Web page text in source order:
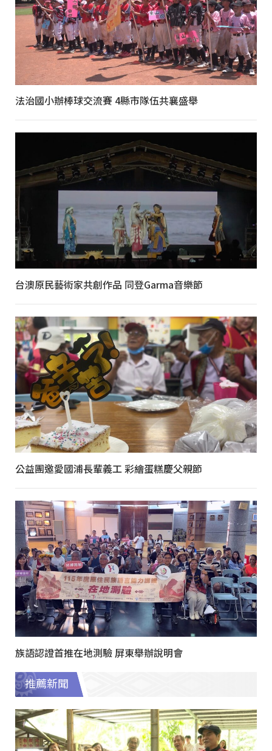
法治國小辦棒球交流賽 4縣市隊伍共襄盛舉
台澳原民藝術家共創作品 同登Garma音樂節
公益團邀愛國浦長輩義工 彩繪蛋糕慶父親節
族語認證首推在地測驗 屏東舉辦說明會
推薦新聞